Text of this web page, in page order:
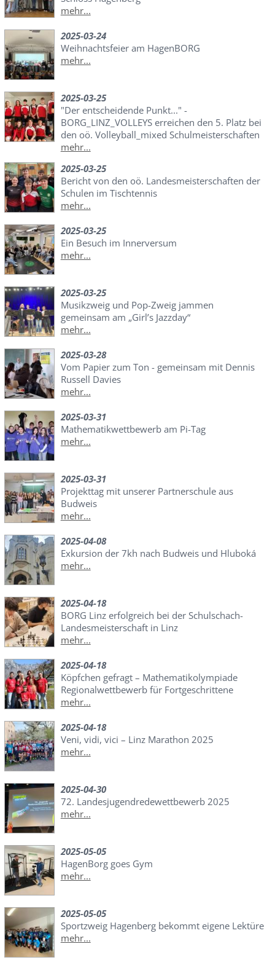
mehr...
2025-03-24
Weihnachtsfeier am HagenBORG
mehr...
2025-03-25
"Der entscheidende Punkt..." -
BORG_LINZ_VOLLEYS erreichen den 5. Platz bei
den oö. Volleyball_mixed Schulmeisterschaften
mehr...
2025-03-25
Bericht von den oö. Landesmeisterschaften der
Schulen im Tischtennis
mehr...
2025-03-25
Ein Besuch im Innerversum
mehr...
2025-03-25
Musikzweig und Pop-Zweig jammen
gemeinsam am „Girl’s Jazzday“
mehr...
2025-03-28
Vom Papier zum Ton - gemeinsam mit Dennis
Russell Davies
mehr...
2025-03-31
Mathematikwettbewerb am Pi-Tag
mehr...
2025-03-31
Projekttag mit unserer Partnerschule aus
Budweis
mehr...
2025-04-08
Exkursion der 7kh nach Budweis und Hluboká
mehr...
2025-04-18
BORG Linz erfolgreich bei der Schulschach-
Landesmeisterschaft in Linz
mehr...
2025-04-18
Köpfchen gefragt – Mathematikolympiade
Regionalwettbewerb für Fortgeschrittene
mehr...
2025-04-18
Veni, vidi, vici – Linz Marathon 2025
mehr...
2025-04-30
72. Landesjugendredewettbewerb 2025
mehr...
2025-05-05
HagenBorg goes Gym
mehr...
2025-05-05
Sportzweig Hagenberg bekommt eigene Lektüre
mehr...